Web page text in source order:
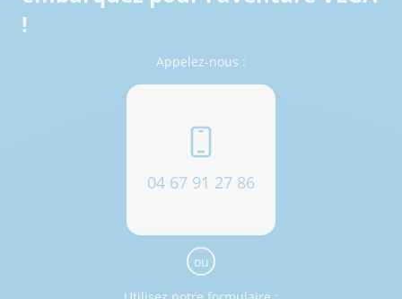
!
Appelez-nous :
04 67 91 27 86
ou